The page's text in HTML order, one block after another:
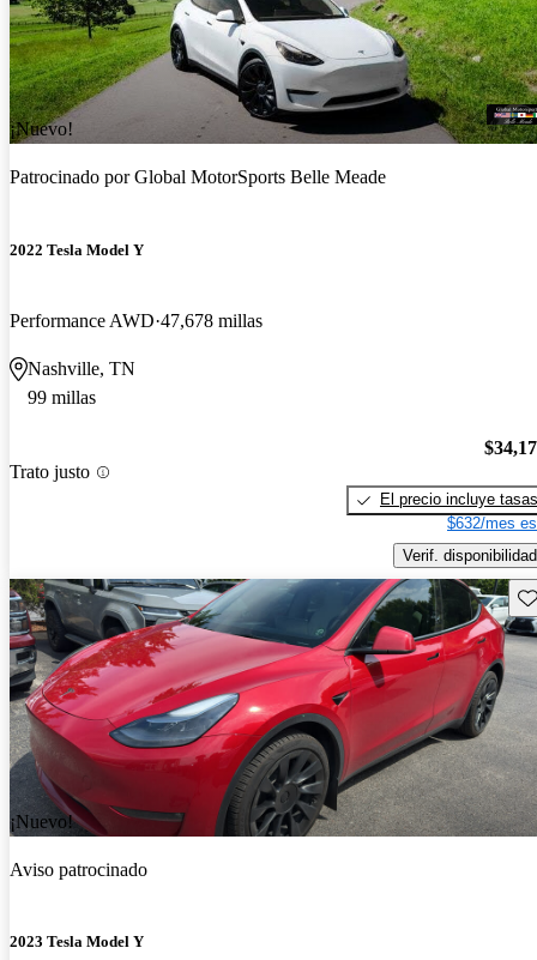
¡Nuevo!
Patrocinado porGlobal MotorSports Belle Meade
2022 Tesla Model Y
Performance AWD 47,678 millas
Nashville, TN
99 millas
Trato justo
El precio incluye tasas
$632/mes
Verif. disponibilidad
¡Nuevo!
Aviso patrocinado
2023 Tesla Model Y